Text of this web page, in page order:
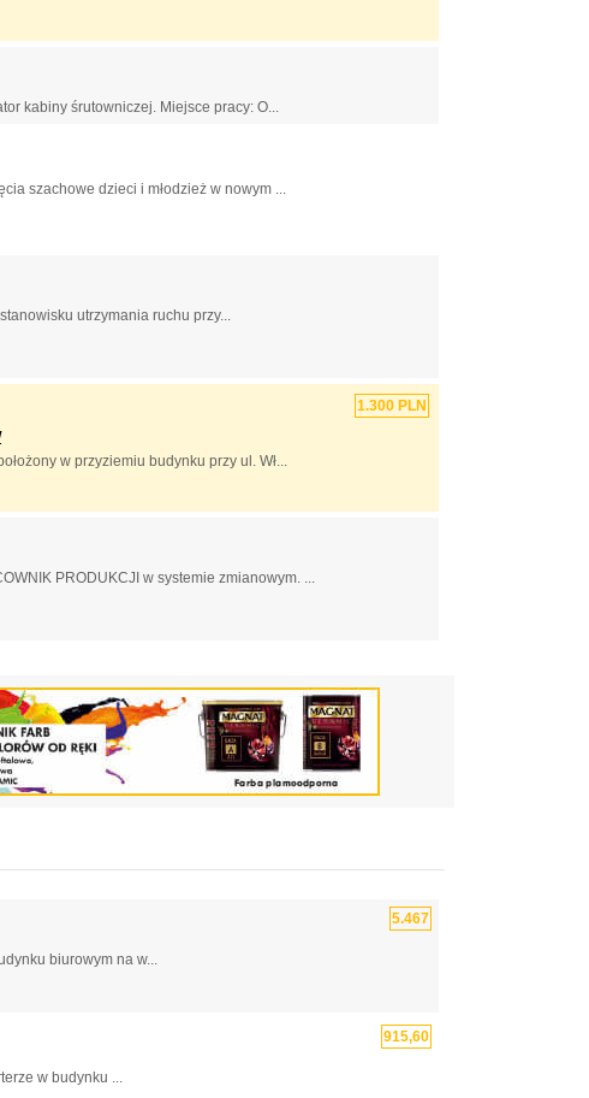
kabiny śrutowniczej. Miejsce pracy: O...
szachowe dzieci i młodzież w nowym ...
utrzymania ruchu przy...
1.300 PLN
w przyziemiu budynku przy ul. Wł...
PRODUKCJI w systemie zmianowym. ...
5.467
biurowym na w...
915,60
w budynku ...